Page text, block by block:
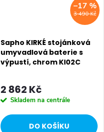
3 490 Kč
–17 %
Sapho KIRKÉ stojánková
umyvadlová baterie s
výpustí, chrom KI02C
2 862 Kč
Skladem na centrále
DO KOŠÍKU